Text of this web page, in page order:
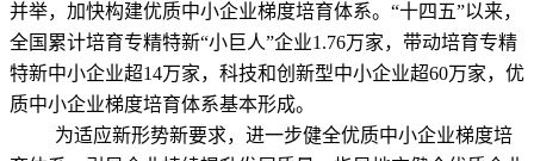
并举，加快构建优质中小企业梯度培育体系。“十四五”以来，
全国累计培育专精特新“小巨人”企业1.76万家，带动培育专精
特新中小企业超14万家，科技和创新型中小企业超60万家，优
质中小企业梯度培育体系基本形成。
为适应新形势新要求，进一步健全优质中小企业梯度培